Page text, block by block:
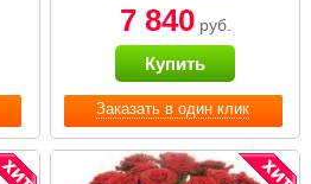
Заказать в один клик
7 840руб.
Купить